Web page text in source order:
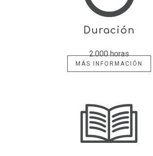
Duración
2.000 horas
MÁS INFORMACIÓN